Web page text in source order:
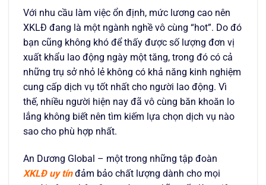
Với nhu cầu làm việc ổn định, mức lương cao nên
XKLĐ đang là một ngành nghề vô cùng “hot”. Do đó
bạn cũng không khó để thấy được số lượng đơn vị
xuất khẩu lao động ngày một tăng, trong đó có cả
những trụ sở nhỏ lẻ không có khả năng kinh nghiệm
cung cấp dịch vụ tốt nhất cho người lao động. Vì
thế, nhiều người hiện nay đã vô cùng băn khoăn lo
lắng không biết nên tìm kiếm lựa chọn dịch vụ nào
sao cho phù hợp nhất.
An Dương Global – một trong những tập đoàn
XKLĐ uy tínđảm bảo chất lượng dành cho mọi